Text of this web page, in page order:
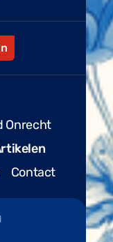
Onrecht
Contact